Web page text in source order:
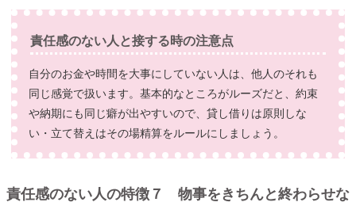
責任感のない人と接する時の注意点
自分のお金や時間を大事にしていない人は、他人のそれも
同じ感覚で扱います。基本的なところがルーズだと、約束
や納期にも同じ癖が出やすいので、貸し借りは原則しな
い・立て替えはその場精算をルールにしましょう。
責任感のない人の特徴７ 物事をきちんと終わらせな